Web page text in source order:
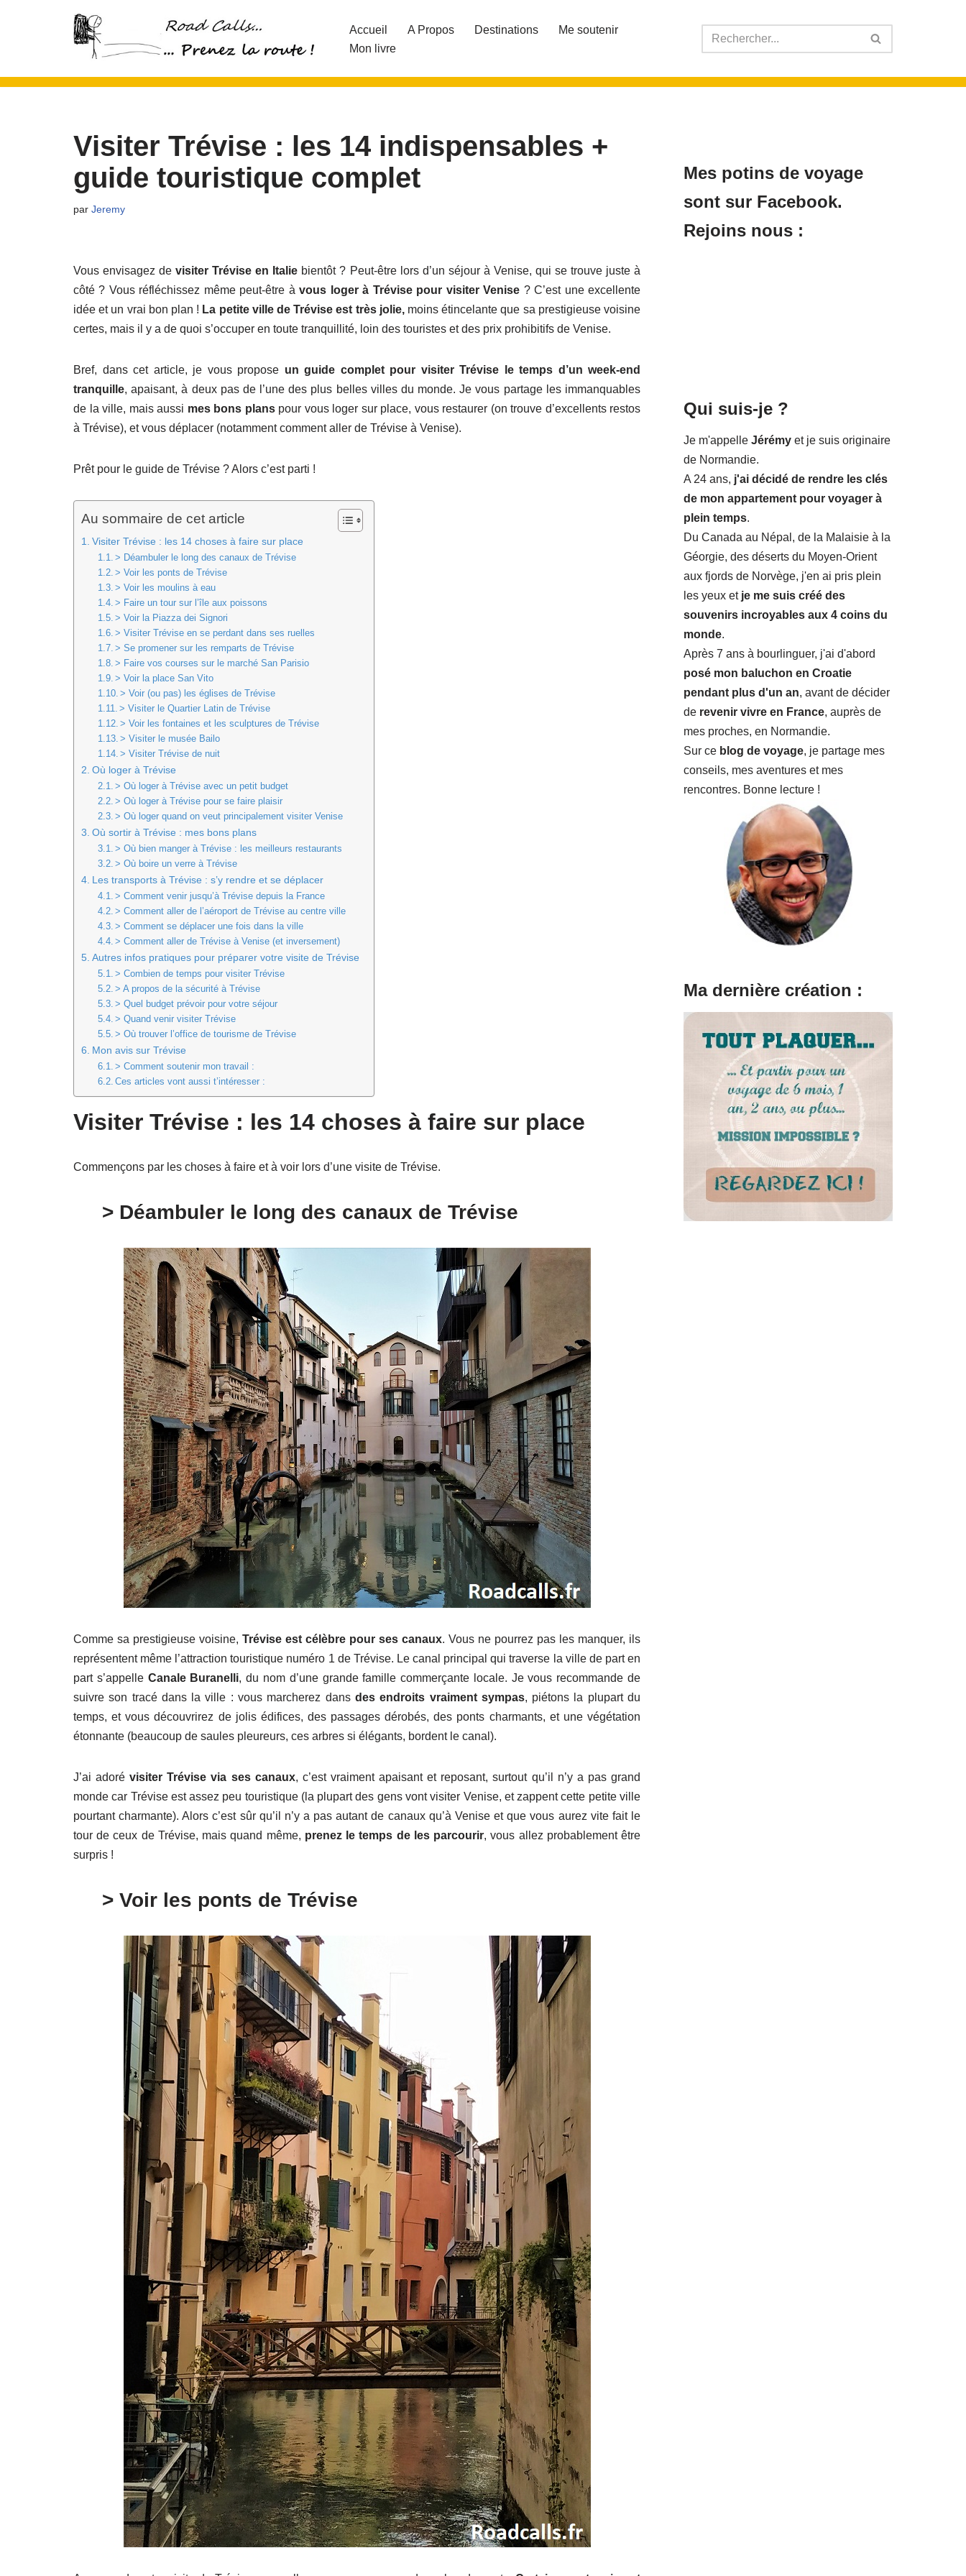
contenu
Accueil A Propos Destinations
Me soutenir
Mon livre
Visiter Trévise : les 14 indispensables +
guide touristique complet
par Jeremy
Vous envisagez devisiter Trévise en Italie bientôt ? Peut-être lors d’un séjour à Venise, qui se trouve juste à
côté ? Vous réfléchissez même peut-être àvous loger à Trévise pour visiter Venise ? C’est une excellente
idée et un vrai bon plan ! La petite ville de Trévise est très jolie,moins étincelante que sa prestigieuse voisine
certes, mais il y a de quoi s’occuper en toute tranquillité, loin des touristes et des prix prohibitifs de Venise.
Bref, dans cet article, je vous propose un guide complet pour visiter Trévise le temps d’un week-end
tranquille, apaisant, à deux pas de l’une des plus belles villes du monde. Je vous partage les immanquables
de la ville, mais aussi mes bons planspour vous loger sur place, vous restaurer (on trouve d’excellents restos
à Trévise), et vous déplacer (notamment comment aller de Trévise à Venise).
Prêt pour le guide de Trévise ? Alors c’est parti !
Au sommaire de cet article
Visiter Trévise : les 14 choses à faire sur place
> Déambuler le long des canaux de Trévise
> Voir les ponts de Trévise
> Voir les moulins à eau
> Faire un tour sur l’île aux poissons
> Voir la Piazza dei Signori
> Visiter Trévise en se perdant dans ses ruelles
> Se promener sur les remparts de Trévise
> Faire vos courses sur le marché San Parisio
> Voir la place San Vito
> Voir (ou pas) les églises de Trévise
> Visiter le Quartier Latin de Trévise
> Voir les fontaines et les sculptures de Trévise
> Visiter le musée Bailo
> Visiter Trévise de nuit
Où loger à Trévise
> Où loger à Trévise avec un petit budget
> Où loger à Trévise pour se faire plaisir
> Où loger quand on veut principalement visiter Venise
Où sortir à Trévise : mes bons plans
> Où bien manger à Trévise : les meilleurs restaurants
> Où boire un verre à Trévise
Les transports à Trévise : s’y rendre et se déplacer
> Comment venir jusqu’à Trévise depuis la France
> Comment aller de l’aéroport de Trévise au centre ville
> Comment se déplacer une fois dans la ville
> Comment aller de Trévise à Venise (et inversement)
Autres infos pratiques pour préparer votre visite de Trévise
> Combien de temps pour visiter Trévise
> A propos de la sécurité à Trévise
> Quel budget prévoir pour votre séjour
> Quand venir visiter Trévise
> Où trouver l’office de tourisme de Trévise
Mon avis sur Trévise
> Comment soutenir mon travail :
Ces articles vont aussi t’intéresser :
Visiter Trévise : les 14 choses à faire sur place
Commençons par les choses à faire et à voir lors d’une visite de Trévise.
> Déambuler le long des canaux de Trévise
Comme sa prestigieuse voisine, Trévise est célèbre pour ses canaux. Vous ne pourrez pas les manquer, ils
représentent même l’attraction touristique numéro 1 de Trévise. Le canal principal qui traverse la ville de part en
part s’appelle Canale Buranelli, du nom d’une grande famille commerçante locale. Je vous recommande de
suivre son tracé dans la ville : vous marcherez dansdes endroits vraiment sympas, piétons la plupart du
temps, et vous découvrirez de jolis édifices, des passages dérobés, des ponts charmants, et une végétation
étonnante (beaucoup de saules pleureurs, ces arbres si élégants, bordent le canal).
J’ai adorévisiter Trévise via ses canaux, c’est vraiment apaisant et reposant, surtout qu’il n’y a pas grand
monde car Trévise est assez peu touristique (la plupart des gens vont visiter Venise, et zappent cette petite ville
pourtant charmante). Alors c’est sûr qu’il n’y a pas autant de canaux qu’à Venise et que vous aurez vite fait le
tour de ceux de Trévise, mais quand même, prenez le temps de les parcourir, vous allez probablement être
surpris !
> Voir les ponts de Trévise
Mes potins de voyage
sont sur Facebook.
Rejoins nous :
Qui suis-je ?
Je m'appelle Jérémy et je suis originaire
de Normandie.
A 24 ans, j'ai décidé de rendre les clés
de mon appartement pour voyager à
plein temps.
Du Canada au Népal, de la Malaisie à la
Géorgie, des déserts du Moyen-Orient
aux fjords de Norvège, j'en ai pris plein
les yeux et je me suis créé des
souvenirs incroyables aux 4 coins du
monde.
Après 7 ans à bourlinguer, j'ai d'abord
posé mon baluchon en Croatie
pendant plus d'un an, avant de décider
de revenir vivre en France, auprès de
mes proches, en Normandie.
Sur ce blog de voyage, je partage mes
conseils, mes aventures et mes
rencontres. Bonne lecture !
Ma dernière création :